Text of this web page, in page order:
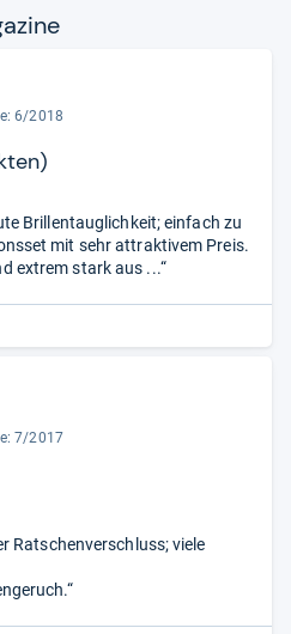
6/2018
Brillentauglichkeit; einfach zu
mit sehr attraktivem Preis.
extrem stark aus ...“
7/2017
Ratschenverschluss; viele